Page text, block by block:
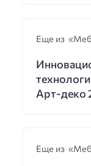
Еще из
Арт-деко
Еще из